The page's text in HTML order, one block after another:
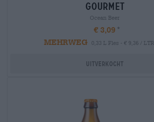
gourmet
Ocean Beer
€ 3,09
MEHRWEG
0,33 L Fles - € 9,36 / LTR
Uitverkocht